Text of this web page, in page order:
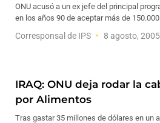
ONU acusó a un ex jefe del principal
en los años 90 de aceptar más de
Corresponsal de IPS 8 agosto, 2005
IRAQ: ONU deja rodar la
por Alimentos
Tras gastar 35 millones de dólares en un